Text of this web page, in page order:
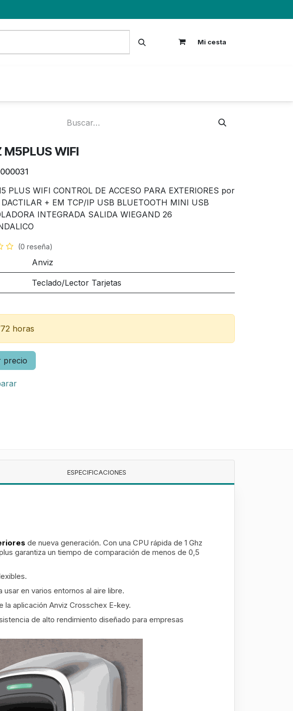
Mi cesta
M5PLUS WIFI
PLUS WIFI CONTROL DE ACCESO PARA EXTERIORES por
+ EM TCP/IP USB BLUETOOTH MINI USB
INTEGRADA SALIDA WIEGAND 26
(0 reseña)
Anviz
Teclado/Lector Tarjetas
horas
precio
ESPECIFICACIONES
de nueva generación. Con una CPU rápida de 1 Ghz
garantiza un tiempo de comparación de menos de 0,5
en varios entornos al aire libre.
aplicación Anviz Crosschex E-key.
de alto rendimiento diseñado para empresas